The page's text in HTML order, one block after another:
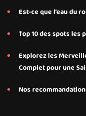
Est-ce que l’eau du
Top 10 des spots les
Explorez les
Complet pour une
Nos